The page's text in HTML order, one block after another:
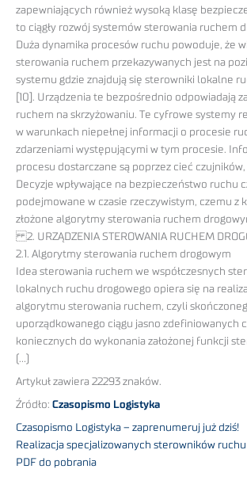
zapewniających również wysoką klasę
to ciągły rozwój systemów sterowania ruchem
Duża dynamika procesów ruchu powoduje, że
sterowania ruchem przekazywanych jest na
systemu gdzie znajdują się sterowniki lokalne
[10]. Urządzenia te bezpośrednio odpowiadają
ruchem na skrzyżowaniu. Te cyfrowe systemy
w warunkach niepełnej informacji o procesie
zdarzeniami występującymi w tym procesie.
procesu dostarczane są poprzez cieć
Decyzje wpływające na bezpieczeństwo ruchu
podejmowane w czasie rzeczywistym, czemu z
złożone algorytmy sterowania ruchem
2. URZĄDZENIA STEROWANIA RUCHEM
2.1. Algorytmy sterowania ruchem drogowym
Idea sterowania ruchem we współczesnych
lokalnych ruchu drogowego opiera się na
algorytmu sterowania ruchem, czyli
uporządkowanego ciągu jasno zdefiniowanych
koniecznych do wykonania założonej funkcji
(…)
Artykuł zawiera 22293 znaków.
Źródło: Czasopismo Logistyka
Czasopismo Logistyka – zaprenumeruj już dziś!
Realizacja specjalizowanych sterowników
PDF do pobrania